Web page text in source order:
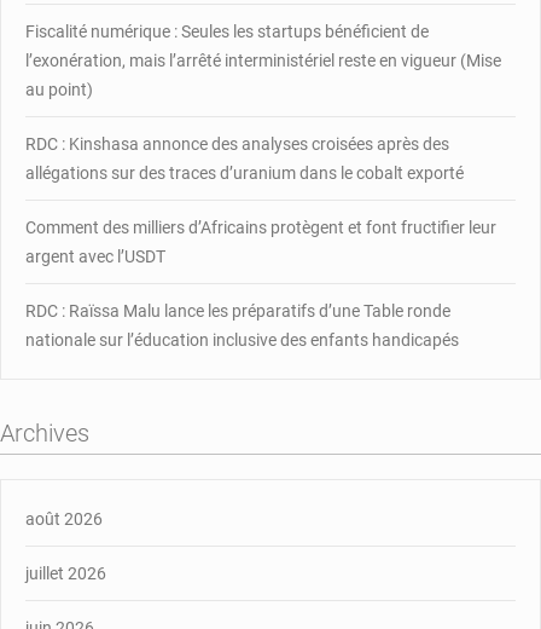
Fiscalité numérique : Seules les startups bénéficient de
l’exonération, mais l’arrêté interministériel reste en vigueur (Mise
au point)
RDC : Kinshasa annonce des analyses croisées après des
allégations sur des traces d’uranium dans le cobalt exporté
Comment des milliers d’Africains protègent et font fructifier leur
argent avec l’USDT
RDC : Raïssa Malu lance les préparatifs d’une Table ronde
nationale sur l’éducation inclusive des enfants handicapés
Archives
août 2026
juillet 2026